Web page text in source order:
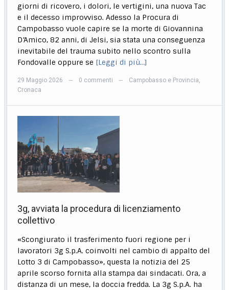
giorni di ricovero, i dolori, le vertigini, una nuova Tac
e il decesso improvviso. Adesso la Procura di
Campobasso vuole capire se la morte di Giovannina
D’Amico, 82 anni, di Jelsi, sia stata una conseguenza
inevitabile del trauma subito nello scontro sulla
Fondovalle oppure se [Leggi di più…]
29 Maggio 2026 — 0 commenti — Campobasso e Provincia
Cronaca
3g, avviata la procedura di licenziamento
collettivo
«Scongiurato il trasferimento fuori regione per i
lavoratori 3g S.p.A. coinvolti nel cambio di appalto del
Lotto 3 di Campobasso», questa la notizia del 25
aprile scorso fornita alla stampa dai sindacati. Ora, a
distanza di un mese, la doccia fredda. La 3g S.p.A. ha